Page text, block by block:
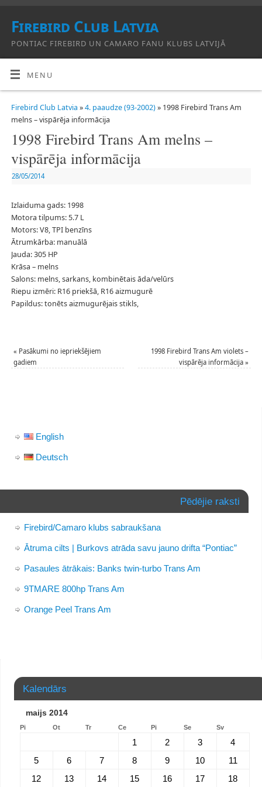
Firebird Club Latvia
PONTIAC FIREBIRD UN CAMARO FANU KLUBS LATVIJĀ
MENU
Firebird Club Latvia »4. paaudze (93-2002)» 1998 Firebird Trans Am
melns – vispārēja informācija
1998 Firebird Trans Am melns –
vispārēja informācija
28/05/2014
Izlaiduma gads: 1998
Motora tilpums: 5.7 L
Motors: V8, TPI benzīns
Ātrumkārba: manuālā
Jauda: 305 HP
Krāsa – melns
Salons: melns, sarkans, kombinētais āda/velūrs
Riepu izmēri: R16 priekšā, R16 aizmugurē
Papildus: tonēts aizmugurējais stikls,
« Pasākumi no iepriekšējiem
gadiem
1998 Firebird Trans Am violets –
vispārēja informācija»
English
Deutsch
Pēdējie raksti
Firebird/Camaro klubs sabraukšana
Ātruma cilts | Burkovs atrāda savu jauno drifta “Pontiac”
Pasaules ātrākais: Banks twin-turbo Trans Am
9TMARE 800hp Trans Am
Orange Peel Trans Am
Kalendārs
maijs 2014
Pi Ot Tr Ce Pi Se Sv
1 2 3
4
5
6 7 8 9 10
11
12
13 14 15 16 17 18